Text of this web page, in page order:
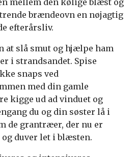
mellem den kølige blæst og
brændeovn en nøjagtig
efterårsliv.
at slå smut og hjælpe ham
i strandsandet. Spise
snaps ved
med din gamle
kigge ud ad vinduet og
du og din søster lå i
de grantræer, der nu er
duver let i blæsten.